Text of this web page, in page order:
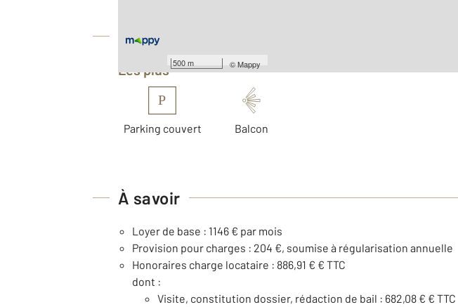
500 m ©Mappy
Équipements
Les plus
P
Parking couvert Balcon
À savoir
Loyer de base : 1146 € par mois
Provision pour charges : 204 €, soumise à régularisation annuelle
Honoraires charge locataire : 886,91 € € TTC
dont :
Visite, constitution dossier, rédaction de bail : 682,08 € € TTC